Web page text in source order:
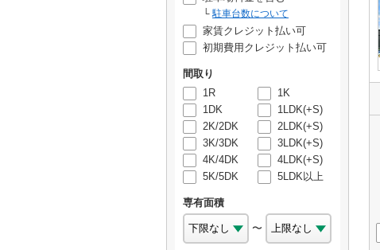
駐車台数について
家賃クレジット払い可
初期費用クレジット払い可
間取り
1R
1K
1DK
1LDK(+S)
2K/2DK
2LDK(+S)
3K/3DK
3LDK(+S)
4K/4DK
4LDK(+S)
5K/5DK
5LDK以上
専有面積
〜